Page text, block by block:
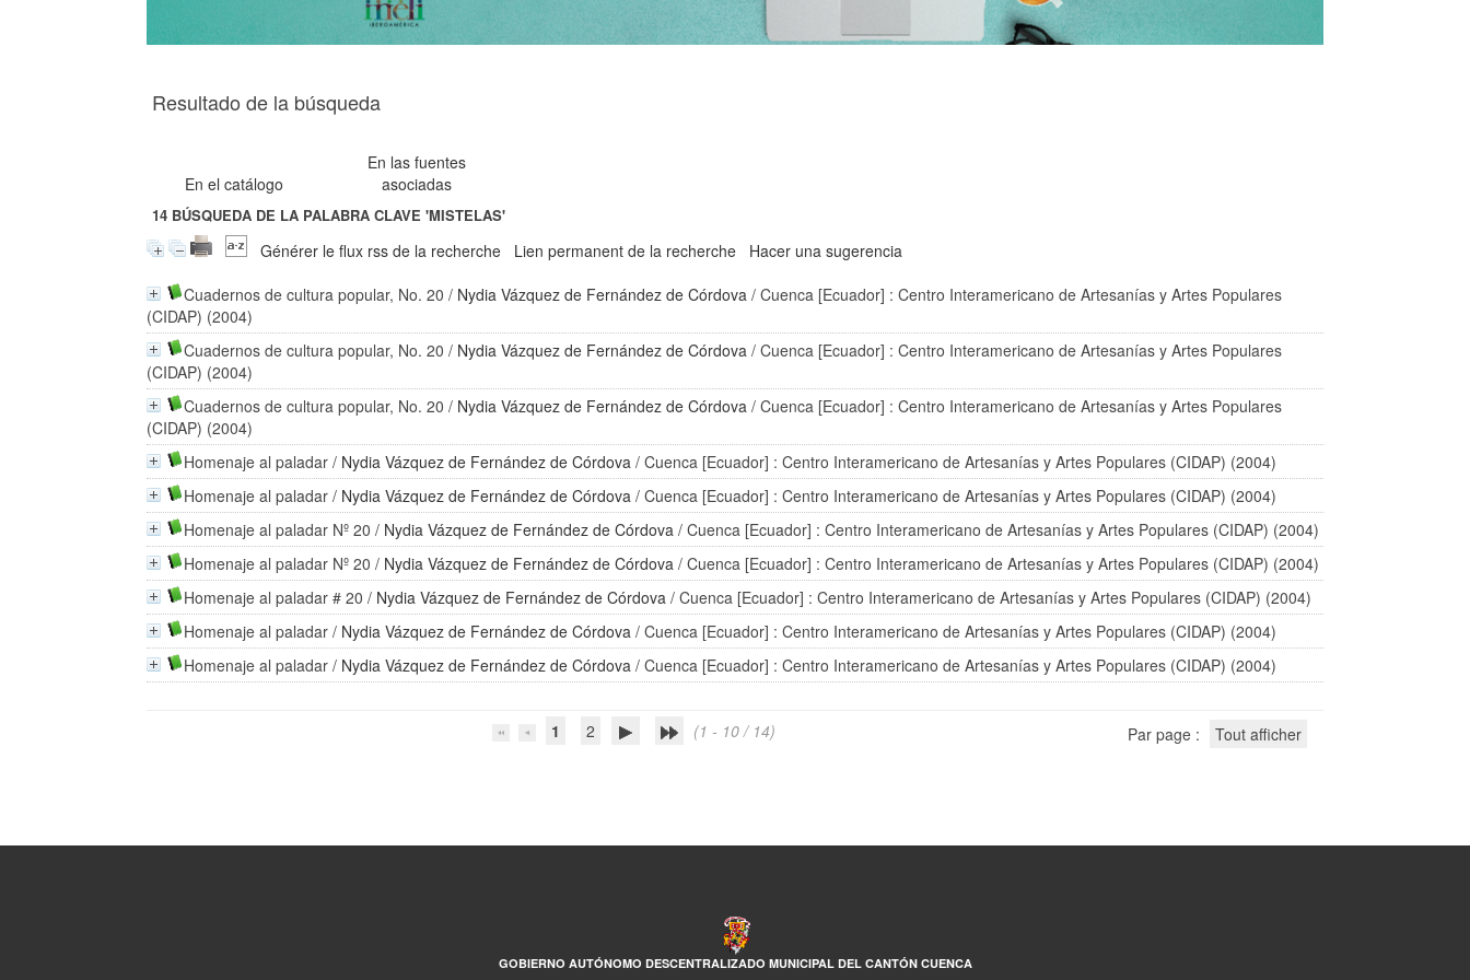
Resultado de la búsqueda
En el catálogo
En las fuentes
asociadas
14 BÚSQUEDA DE LA PALABRA CLAVE'MISTELAS'
Générer le flux rss de la recherche Lien permanent de la recherche
Hacer una sugerencia
Cuadernos de cultura popular, No. 20 / Nydia Vázquez de Fernández de Córdova / Cuenca [Ecuador] : Centro Interamericano de Artesanías y Artes Populares
(CIDAP) (2004)
Cuadernos de cultura popular, No. 20 / Nydia Vázquez de Fernández de Córdova / Cuenca [Ecuador] : Centro Interamericano de Artesanías y Artes Populares
(CIDAP) (2004)
Cuadernos de cultura popular, No. 20 / Nydia Vázquez de Fernández de Córdova / Cuenca [Ecuador] : Centro Interamericano de Artesanías y Artes Populares
(CIDAP) (2004)
Homenaje al paladar / Nydia Vázquez de Fernández de Córdova / Cuenca [Ecuador] : Centro Interamericano de Artesanías y Artes Populares (CIDAP) (2004)
Homenaje al paladar / Nydia Vázquez de Fernández de Córdova / Cuenca [Ecuador] : Centro Interamericano de Artesanías y Artes Populares (CIDAP) (2004)
Homenaje al paladar Nº 20 / Nydia Vázquez de Fernández de Córdova / Cuenca [Ecuador] : Centro Interamericano de Artesanías y Artes Populares (CIDAP) (2004)
Homenaje al paladar Nº 20 / Nydia Vázquez de Fernández de Córdova / Cuenca [Ecuador] : Centro Interamericano de Artesanías y Artes Populares (CIDAP) (2004)
Homenaje al paladar # 20 / Nydia Vázquez de Fernández de Córdova / Cuenca [Ecuador] : Centro Interamericano de Artesanías y Artes Populares (CIDAP) (2004)
Homenaje al paladar / Nydia Vázquez de Fernández de Córdova / Cuenca [Ecuador] : Centro Interamericano de Artesanías y Artes Populares (CIDAP) (2004)
Homenaje al paladar / Nydia Vázquez de Fernández de Córdova / Cuenca [Ecuador] : Centro Interamericano de Artesanías y Artes Populares (CIDAP) (2004)
1 2 (1 - 10 / 14) Par page : Tout afficher
GOBIERNO AUTÓNOMO DESCENTRALIZADO MUNICIPAL DEL CANTÓN CUENCA